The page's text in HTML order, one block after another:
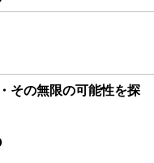
その無限の可能性を探